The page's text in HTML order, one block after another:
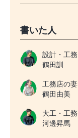
書いた人
設計・工務
鶴田訓
工務店の妻
鶴田由美
大工・工務
河邊昇馬